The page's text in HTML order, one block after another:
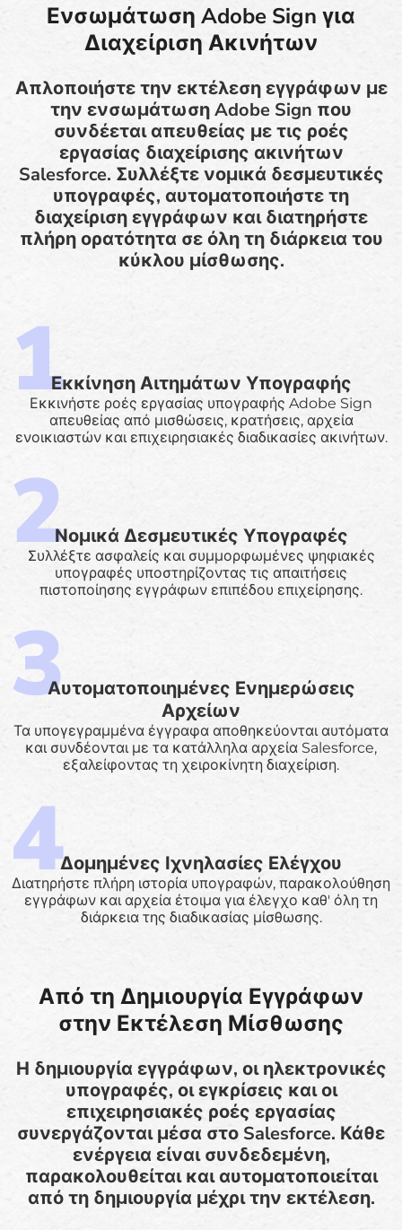
Ενσωμάτωση Adobe Sign για
Διαχείριση Ακινήτων
Απλοποιήστε την εκτέλεση εγγράφων με
την ενσωμάτωση Adobe Sign που
συνδέεται απευθείας με τις ροές
εργασίας διαχείρισης ακινήτων
Salesforce. Συλλέξτε νομικά δεσμευτικές
υπογραφές, αυτοματοποιήστε τη
διαχείριση εγγράφων και διατηρήστε
πλήρη ορατότητα σε όλη τη διάρκεια του
κύκλου μίσθωσης.
Εκκίνηση Αιτημάτων Υπογραφής
Εκκινήστε ροές εργασίας υπογραφής Adobe Sign
απευθείας από μισθώσεις, κρατήσεις, αρχεία
ενοικιαστών και επιχειρησιακές διαδικασίες ακινήτων.
Νομικά Δεσμευτικές Υπογραφές
Συλλέξτε ασφαλείς και συμμορφωμένες ψηφιακές
υπογραφές υποστηρίζοντας τις απαιτήσεις
πιστοποίησης εγγράφων επιπέδου επιχείρησης.
Αυτοματοποιημένες Ενημερώσεις
Αρχείων
Τα υπογεγραμμένα έγγραφα αποθηκεύονται αυτόματα
και συνδέονται με τα κατάλληλα αρχεία Salesforce,
εξαλείφοντας τη χειροκίνητη διαχείριση.
Δομημένες Ιχνηλασίες Ελέγχου
Διατηρήστε πλήρη ιστορία υπογραφών, παρακολούθηση
εγγράφων και αρχεία έτοιμα για έλεγχο καθ' όλη τη
διάρκεια της διαδικασίας μίσθωσης.
Από τη Δημιουργία Εγγράφων
στην Εκτέλεση Μίσθωσης
Η δημιουργία εγγράφων, οι ηλεκτρονικές
υπογραφές, οι εγκρίσεις και οι
επιχειρησιακές ροές εργασίας
συνεργάζονται μέσα στο Salesforce. Κάθε
ενέργεια είναι συνδεδεμένη,
παρακολουθείται και αυτοματοποιείται
από τη δημιουργία μέχρι την εκτέλεση.